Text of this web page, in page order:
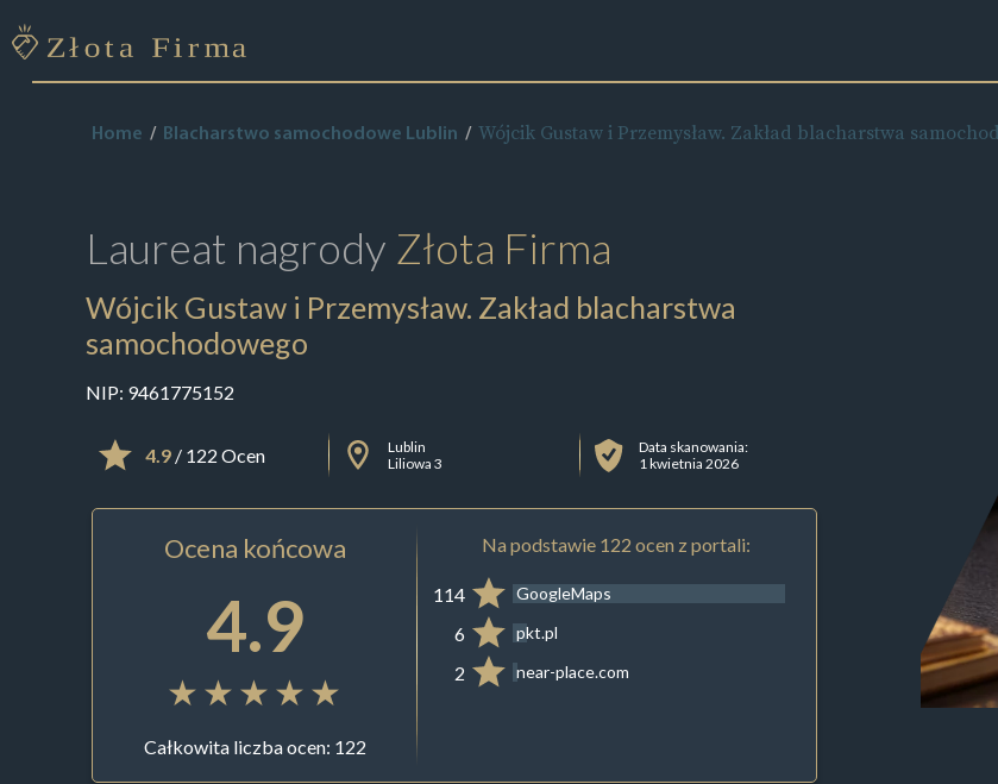
Home Blacharstwo samochodowe Lublin Wójcik Gustaw i Przemysław. Zakład blacharstwa
Laureat nagrody Złota Firma
Wójcik Gustaw i Przemysław. Zakład blacharstwa
samochodowego
NIP: 9461775152
4.9/ 122 Ocen
Lublin
Liliowa 3
Data skanowania:
1 kwietnia 2026
Ocena końcowa
4.9
Całkowita liczba ocen: 122
Na podstawie 122 ocen z portali:
114 GoogleMaps
6 pkt.pl
2 near-place.com